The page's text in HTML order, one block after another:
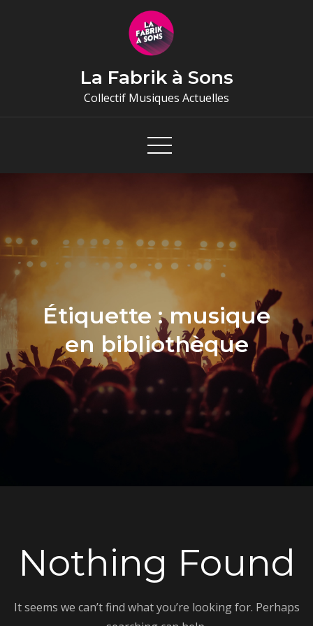
La Fabrik à Sons
Collectif Musiques Actuelles
Étiquette :musique
en bibliothèque
Nothing Found
It seems we can’t find what you’re looking for. Perhaps